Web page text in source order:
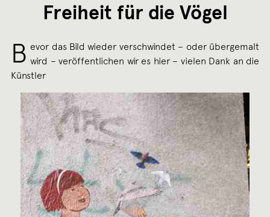
Freiheit für die Vögel
B evor das Bild wieder verschwindet – oder übergemalt
wird – veröffentlichen wir es hier – vielen Dank an die
Künstler